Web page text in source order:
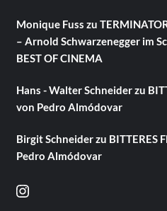
Monique Fuss zu
– Arnold Schwarzenegger im
BEST OF CINEMA
Hans - Walter Schneiderzu
von Pedro Almódovar
Birgit Schneiderzu BITTERES
Pedro Almódovar
Instagram